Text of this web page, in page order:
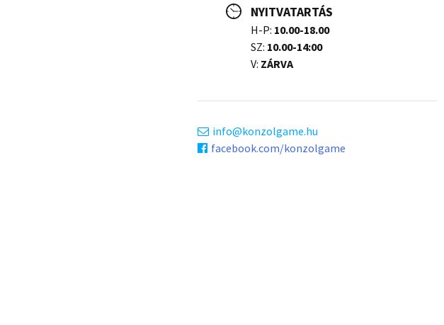
NYITVATARTÁS
H-P: 10.00-18.00
SZ: 10.00-14:00
V: ZÁRVA
info
konzolgame.hu
facebook.com/konzolgame